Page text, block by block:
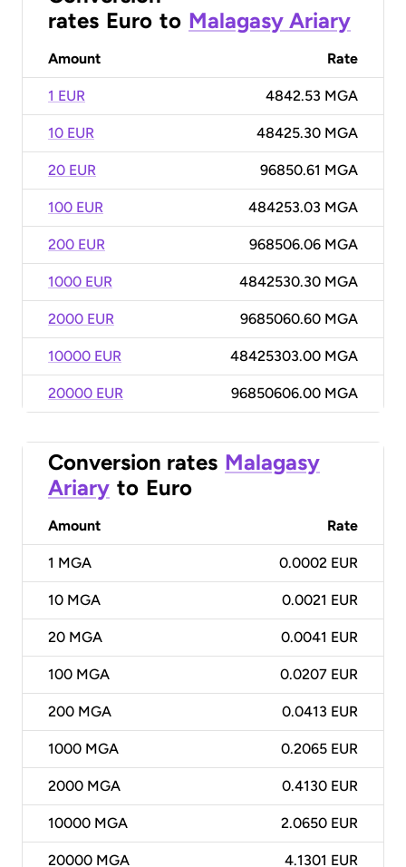
rates Euro to Malagasy Ariary
Amount Rate
1 EUR 4842.53 MGA
10 EUR 48425.30 MGA
20 EUR 96850.61 MGA
100 EUR 484253.03 MGA
200 EUR 968506.06 MGA
1000 EUR 4842530.30 MGA
2000 EUR 9685060.60 MGA
10000 EUR 48425303.00 MGA
20000 EUR 96850606.00 MGA
Conversion rates Malagasy
Ariary to Euro
Amount Rate
1 MGA 0.0002 EUR
10 MGA 0.0021 EUR
20 MGA 0.0041 EUR
100 MGA 0.0207 EUR
200 MGA 0.0413 EUR
1000 MGA 0.2065 EUR
2000 MGA 0.4130 EUR
10000 MGA 2.0650 EUR
20000 MGA 4.1301 EUR